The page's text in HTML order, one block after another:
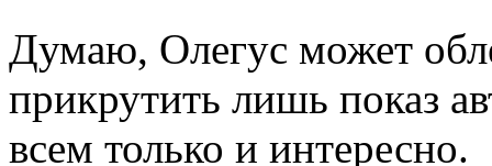
Думаю, Олегус может
прикрутить лишь показ
всем только и интересно.